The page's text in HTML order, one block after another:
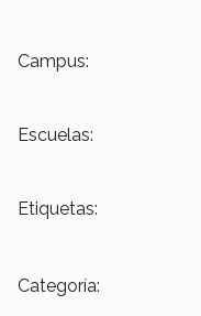
Campus:
Escuelas:
Etiquetas:
Categoría: